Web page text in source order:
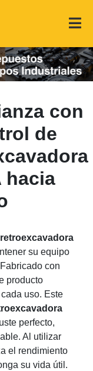
con
de
hacia
su equipo
con
producto
uso. Este
perfecto,
Al utilizar
el rendimiento
su vida útil.